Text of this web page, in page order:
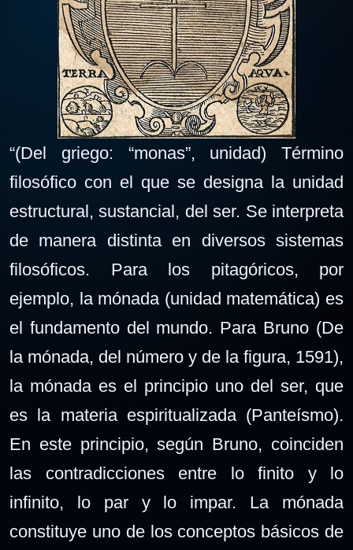
“(Del griego: “monas”, unidad) Término
filosófico con el que se designa la unidad
estructural, sustancial, del ser. Se interpreta
de manera distinta en diversos sistemas
filosóficos. Para los pitagóricos, por
ejemplo, la mónada (unidad matemática) es
el fundamento del mundo. Para Bruno (De
la mónada, del número y de la figura, 1591),
la mónada es el principio uno del ser, que
es la materia espiritualizada (Panteísmo).
En este principio, según Bruno, coinciden
las contradicciones entre lo finito y lo
infinito, lo par y lo impar. La mónada
constituye uno de los conceptos básicos de